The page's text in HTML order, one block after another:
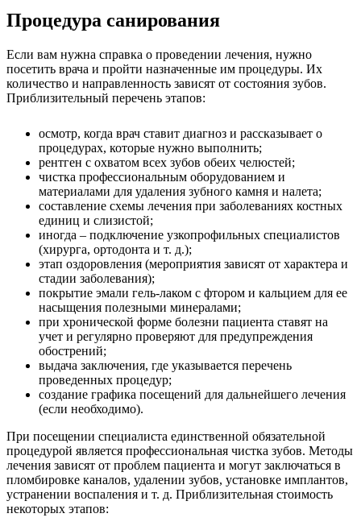
Процедура санирования
Если вам нужна справка о проведении лечения, нужно
посетить врача и пройти назначенные им процедуры. Их
количество и направленность зависят от состояния зубов.
Приблизительный перечень этапов:
осмотр, когда врач ставит диагноз и рассказывает о
процедурах, которые нужно выполнить;
рентген с охватом всех зубов обеих челюстей;
чистка профессиональным оборудованием и
материалами для удаления зубного камня и налета;
составление схемы лечения при заболеваниях костных
единиц и слизистой;
иногда – подключение узкопрофильных специалистов
(хирурга, ортодонта и т. д.);
этап оздоровления (мероприятия зависят от характера и
стадии заболевания);
покрытие эмали гель-лаком с фтором и кальцием для ее
насыщения полезными минералами;
при хронической форме болезни пациента ставят на
учет и регулярно проверяют для предупреждения
обострений;
выдача заключения, где указывается перечень
проведенных процедур;
создание графика посещений для дальнейшего лечения
(если необходимо).
При посещении специалиста единственной обязательной
процедурой является профессиональная чистка зубов. Методы
лечения зависят от проблем пациента и могут заключаться в
пломбировке каналов, удалении зубов, установке имплантов,
устранении воспаления и т. д. Приблизительная стоимость
некоторых этапов: